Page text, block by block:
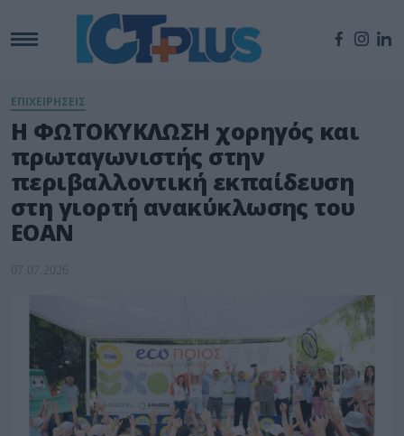
ΕΠΙΧΕΙΡΗΣΕΙΣ
Η ΦΩΤΟΚΥΚΛΩΣΗ χορηγός και
πρωταγωνιστής στην
περιβαλλοντική εκπαίδευση
στη γιορτή ανακύκλωσης του
ΕΟΑΝ
07.07.2026